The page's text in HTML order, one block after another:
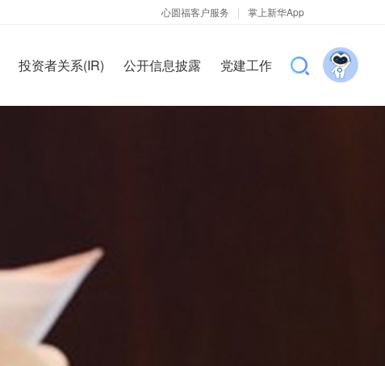
心圆福客户服务 | 掌上新华App
投资者关系(IR) 公开信息披露 党建工作